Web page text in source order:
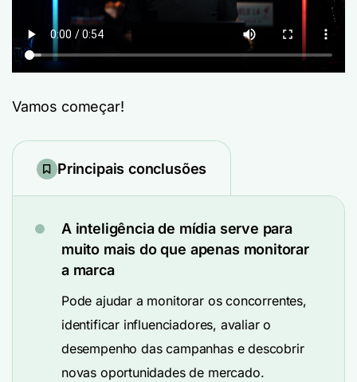
Vamos começar!
Principais conclusões
A inteligência de mídia serve para
muito mais do que apenas monitorar
a marca
Pode ajudar a monitorar os concorrentes,
identificar influenciadores, avaliar o
desempenho das campanhas e descobrir
novas oportunidades de mercado.